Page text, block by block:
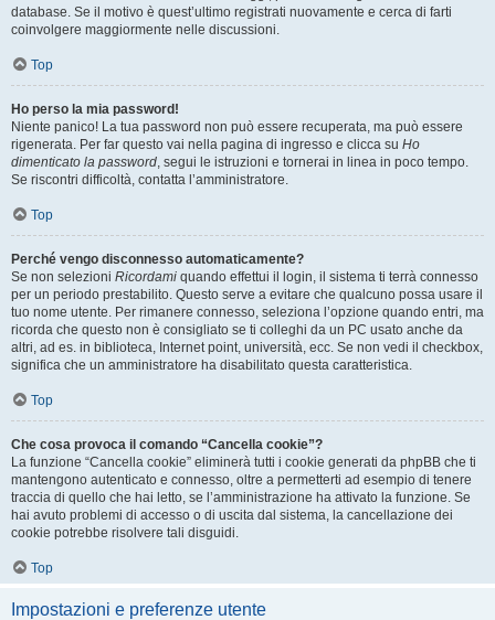
database. Se il motivo è quest’ultimo registrati nuovamente e cerca di farti
coinvolgere maggiormente nelle discussioni.
Top
Ho perso la mia password!
Niente panico! La tua password non può essere recuperata, ma può essere
rigenerata. Per far questo vai nella pagina di ingresso e clicca su Ho
dimenticato la password, segui le istruzioni e tornerai in linea in poco tempo.
Se riscontri difficoltà, contatta l’amministratore.
Top
Perché vengo disconnesso automaticamente?
Se non selezioni Ricordami quando effettui il login, il sistema ti terrà connesso
per un periodo prestabilito. Questo serve a evitare che qualcuno possa usare il
tuo nome utente. Per rimanere connesso, seleziona l’opzione quando entri, ma
ricorda che questo non è consigliato se ti colleghi da un PC usato anche da
altri, ad es. in biblioteca, Internet point, università, ecc. Se non vedi il checkbox,
significa che un amministratore ha disabilitato questa caratteristica.
Top
Che cosa provoca il comando “Cancella cookie”?
La funzione “Cancella cookie” eliminerà tutti i cookie generati da phpBB che ti
mantengono autenticato e connesso, oltre a permetterti ad esempio di tenere
traccia di quello che hai letto, se l’amministrazione ha attivato la funzione. Se
hai avuto problemi di accesso o di uscita dal sistema, la cancellazione dei
cookie potrebbe risolvere tali disguidi.
Top
Impostazioni e preferenze utente